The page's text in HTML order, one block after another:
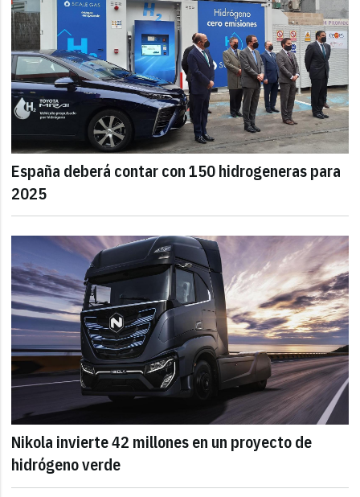
España deberá contar con 150 hidrogeneras para
2025
Nikola invierte 42 millones en un proyecto de
hidrógeno verde